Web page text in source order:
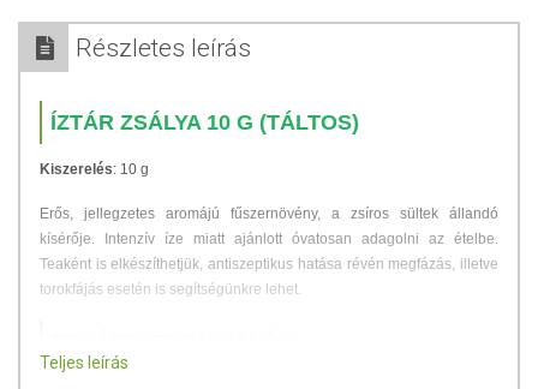
Részletes leírás
ÍZTÁR ZSÁLYA 10 G (TÁLTOS)
Kiszerelés: 10 g
Erős, jellegzetes aromájú fűszernövény, a zsíros sültek állandó
kísérője. Intenzív íze miatt ajánlott óvatosan adagolni az ételbe.
Teaként is elkészíthetjük, antiszeptikus hatása révén megfázás, illetve
torokfájás esetén is segítségünkre lehet.
Teljes leírás